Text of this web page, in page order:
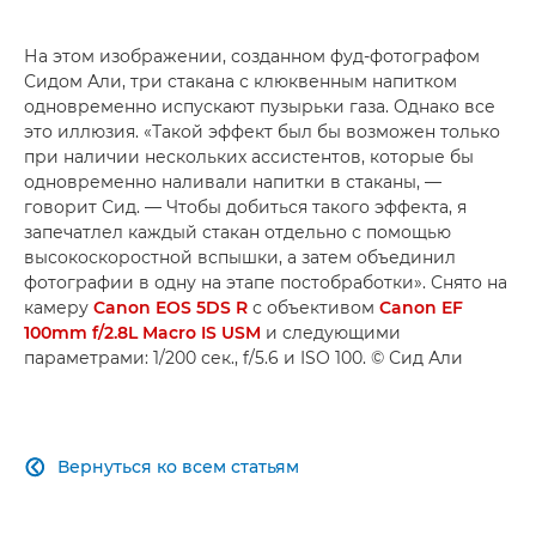
На этом изображении, созданном фуд-фотографом
Сидом Али, три стакана с клюквенным напитком
одновременно испускают пузырьки газа. Однако все
это иллюзия. «Такой эффект был бы возможен только
при наличии нескольких ассистентов, которые бы
одновременно наливали напитки в стаканы, —
говорит Сид. — Чтобы добиться такого эффекта, я
запечатлел каждый стакан отдельно с помощью
высокоскоростной вспышки, а затем объединил
фотографии в одну на этапе постобработки». Снято на
камеру Canon EOS 5DS R с объективом Canon EF
100mm f/2.8L Macro IS USM и следующими
параметрами: 1/200 сек., f/5.6 и ISO 100. © Сид Али
Вернуться ко всем статьям
